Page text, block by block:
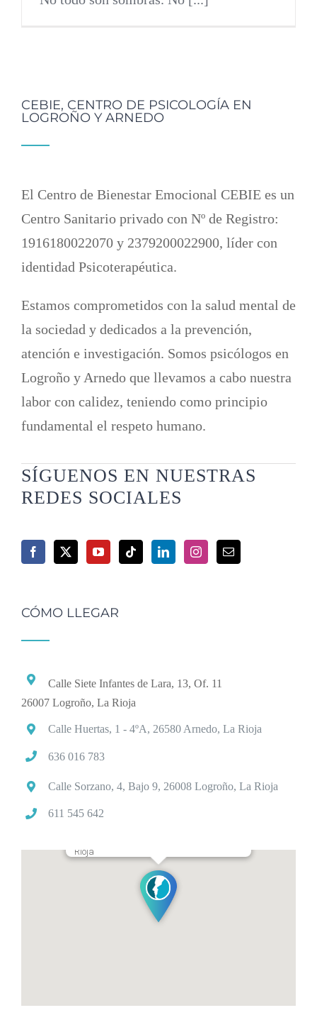
CEBIE, CENTRO DE PSICOLOGÍA EN
LOGROÑO Y ARNEDO
El Centro de Bienestar Emocional CEBIE es un
Centro Sanitario privado con Nº de Registro:
1916180022070 y 2379200022900, líder con
identidad Psicoterapéutica.
Estamos comprometidos con la salud mental de
la sociedad y dedicados a la prevención,
atención e investigación. Somos psicólogos en
Logroño y Arnedo que llevamos a cabo nuestra
labor con calidez, teniendo como principio
fundamental el respeto humano.
SÍGUENOS EN NUESTRAS
REDES SOCIALES
CÓMO LLEGAR
Calle Siete Infantes de Lara, 13, Of. 11
26007 Logroño, La Rioja
Calle Huertas, 1 - 4ºA, 26580 Arnedo, La Rioja
636 016 783
Calle Sorzano, 4, Bajo 9, 26008 Logroño, La Rioja
611 545 642
Rioja